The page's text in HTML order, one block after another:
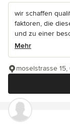
wir schaffen
faktoren, die
und zu einer
Mehr
moselstrasse